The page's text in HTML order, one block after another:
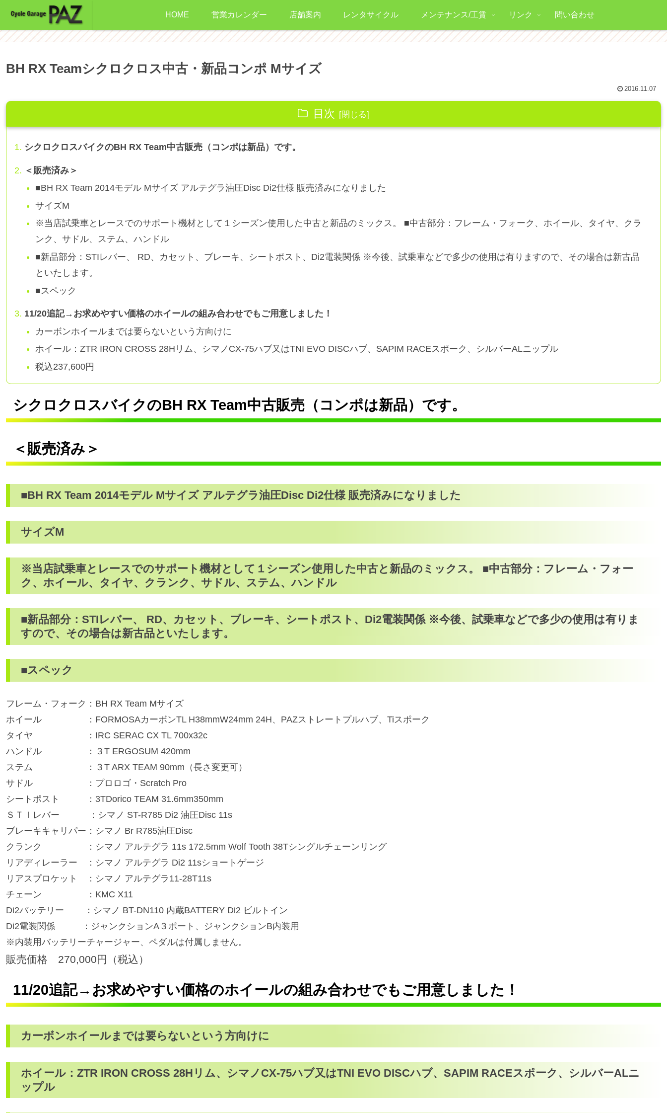
HOME 営業カレンダー 店舗案内 レンタサイクル メンテナンス/工賃 リンク 問い合わせ
BH RX Teamシクロクロス中古・新品コンポ Mサイズ
2016.11.07
目次
シクロクロスバイクのBH RX Team中古販売（コンポは新品）です。
＜販売済み＞
■BH RX Team 2014モデル Mサイズ アルテグラ油圧Disc Di2仕様 販売済みになりました
サイズM
※当店試乗車とレースでのサポート機材として１シーズン使用した中古と新品のミックス。 ■中古部分：フレーム・フォーク、ホイール、タイヤ、クラ
ンク、サドル、ステム、ハンドル
■新品部分：STIレバー、 RD、カセット、ブレーキ、シートポスト、Di2電装関係 ※今後、試乗車などで多少の使用は有りますので、その場合は新古品
といたします。
■スペック
11/20追記→お求めやすい価格のホイールの組み合わせでもご用意しました！
カーボンホイールまでは要らないという方向けに
ホイール：ZTR IRON CROSS 28Hリム、シマノCX-75ハブ又はTNI EVO DISCハブ、SAPIM RACEスポーク、シルバーALニップル
税込237,600円
シクロクロスバイクのBH RX Team中古販売（コンポは新品）です。
＜販売済み＞
■BH RX Team 2014モデル Mサイズ アルテグラ油圧Disc Di2仕様 販売済みになりました
サイズM
※当店試乗車とレースでのサポート機材として１シーズン使用した中古と新品のミックス。 ■中古部分：フレーム・フォー
ク、ホイール、タイヤ、クランク、サドル、ステム、ハンドル
■新品部分：STIレバー、 RD、カセット、ブレーキ、シートポスト、Di2電装関係 ※今後、試乗車などで多少の使用は有りま
すので、その場合は新古品といたします。
■スペック
フレーム・フォーク：BH RX Team Mサイズ
ホイール ：FORMOSAカーボンTL H38mmW24mm 24H、PAZストレートプルハブ、Tiスポーク
タイヤ ：IRC SERAC CX TL 700x32c
ハンドル ：３T ERGOSUM 420mm
ステム ：３T ARX TEAM 90mm（長さ変更可）
サドル ：プロロゴ・Scratch Pro
シートポスト ：3TDorico TEAM 31.6mm350mm
ＳＴＩレバー ：シマノ ST-R785 Di2 油圧Disc 11s
ブレーキキャリパー：シマノ Br R785油圧Disc
クランク ：シマノ アルテグラ 11s 172.5mm Wolf Tooth 38Tシングルチェーンリング
リアディレーラー ：シマノ アルテグラ Di2 11sショートゲージ
リアスプロケット ：シマノ アルテグラ11-28T11s
チェーン ：KMC X11
Di2バッテリー ：シマノ BT-DN110 内蔵BATTERY Di2 ビルトイン
Di2電装関係 ：ジャンクションA３ポート、ジャンクションB内装用
※内装用バッテリーチャージャー、ペダルは付属しません。
販売価格 270,000円（税込）
11/20追記→お求めやすい価格のホイールの組み合わせでもご用意しました！
カーボンホイールまでは要らないという方向けに
ホイール：ZTR IRON CROSS 28Hリム、シマノCX-75ハブ又はTNI EVO DISCハブ、SAPIM RACEスポーク、シルバーALニ
ップル